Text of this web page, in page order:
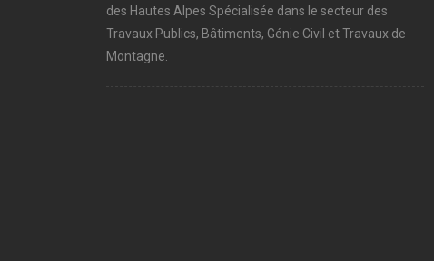
des Hautes Alpes Spécialisée dans le secteur des
Travaux Publics, Bâtiments, Génie Civil et Travaux de
Montagne.